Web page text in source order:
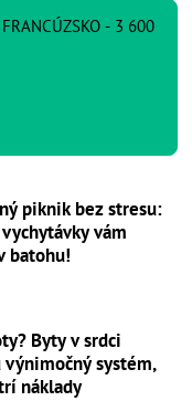
- 3 600
piknik bez stresu:
vám
batohu!
Byty v srdci
systém,
náklady